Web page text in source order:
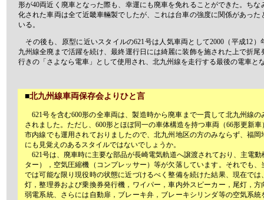
形が40両近く廃車となった際も、幸運にも廃車を免れることができた。ちな
化された車両は全て近畿車輛製でしたが、これは台車の強度に関係があった
いる。
その後も、原型に近いスタイルの621号は人気車両として2000（平成12）
九州線全廃まで活躍を続け、最終運行日には綺麗に装飾を施された上で折尾
行きの「さよなら電車」として使用され、北九州線を走行する最後の電車と
■北九州線車両保存会よりひと言
621号を含む600形の全車両は、製造時から廃車まで一貫して北九州線の
されました。ただし、600形とほぼ同一の車体構造を持つ車両（66形更新車
市内線でも運用されておりましたので、北九州地区の方のみならず、福岡
にも見覚えのあるスタイルではないでしょうか。
621号は、廃車時に主要な部品が長崎電気軌道へ譲渡されており、主電動
ター），空気圧縮機（コンプレッサー）等が欠落しています。それでも、
では可能な限り現役時の状態に近づけるべく整備を続けた結果、現在では
灯，整理券および乗換券発行機，ワイパー，車内外スピーカー，尾灯，方
弱電系統、さらには自動扉，ブレーキ弁，ブレーキシリンダ等の空気系統